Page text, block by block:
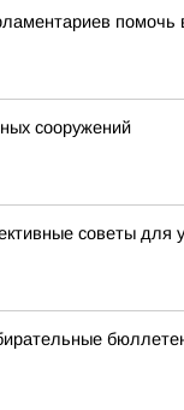
помочь
сооружений
советы для